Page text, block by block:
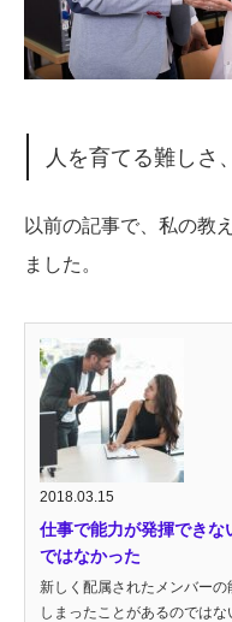
人を育てる難しさ
以前の記事で、私の教
ました。
2018.03.15
仕事で能力が発揮でき
ではなかった
新しく配属されたメンバー
しまったことがあるのでは